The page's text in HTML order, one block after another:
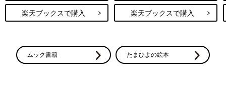
楽天ブックスで購入 楽天ブックスで購入
ムック書籍 たまひよの絵本